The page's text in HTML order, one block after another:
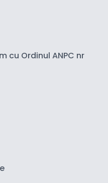
cu Ordinul ANPC nr